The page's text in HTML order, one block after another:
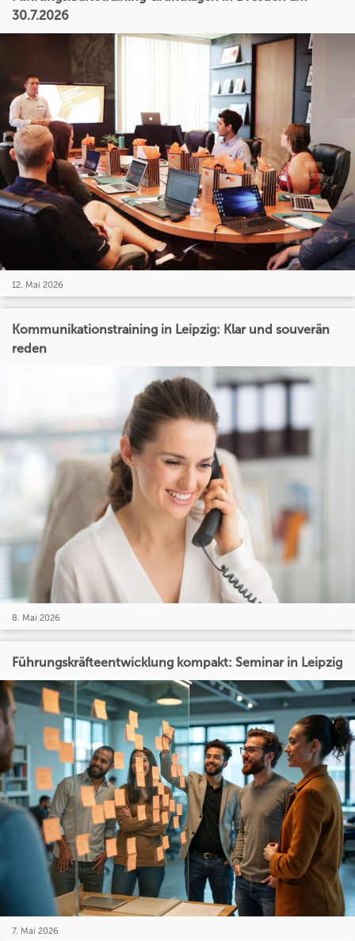
30.7.2026
12. Mai 2026
Kommunikationstraining in Leipzig: Klar und souverän
reden
8. Mai 2026
Führungskräfteentwicklung kompakt: Seminar in Leipzig
7. Mai 2026